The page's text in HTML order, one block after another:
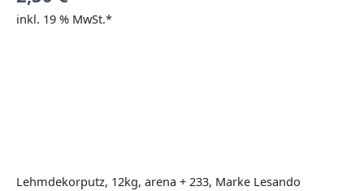
inkl. 19 % MwSt.*
Lehmdekorputz, 12kg, arena + 233, Marke Lesando